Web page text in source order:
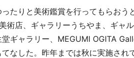
たりと美術鑑賞を行ってもらおう
術店、ギャラリーうちやま、ギャ
ギャラリー、MEGUMI OGITA
なした。昨年までは秋に実施さ